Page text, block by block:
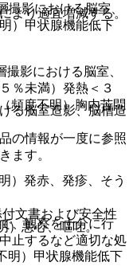
影における脳室、
）甲状腺機能低下
影における脳室、
％未満）発熱＜３
頻度不明）胸内苦悶
）発赤、発疹、そう
）悪心、嘔吐。
）甲状腺機能低下
より適宜増減する。
る脳室造影、脳槽造
、観察を十分に行
止するなど適切な処
の情報が一度に参照
ます。
文書および安全性